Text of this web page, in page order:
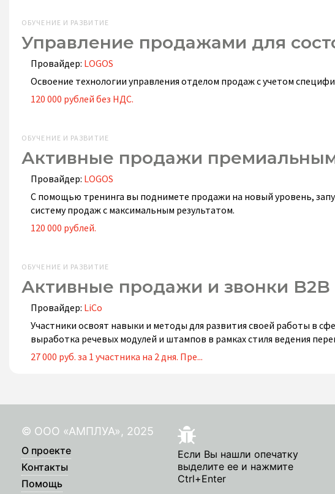
ОБУЧЕНИЕ И РАЗВИТИЕ
Управление продажами для
Провайдер: LOGOS
Освоение технологии управления отделом продаж с учетом
120 000 рублей без НДС.
ОБУЧЕНИЕ И РАЗВИТИЕ
Активные продажи
Провайдер: LOGOS
С помощью тренинга вы поднимете продажи на новый уровень,
систему продаж с максимальным результатом.
120 000 рублей.
ОБУЧЕНИЕ И РАЗВИТИЕ
Активные продажи и звонки B2B
Провайдер: LiCo
Участники освоят навыки и методы для развития своей работы в
выработка речевых модулей и штампов в рамках стиля ведения
27 000 руб. за 1 участника на 2 дня. Пре...
© ООО «АМПЛУА», 2025
О проекте
Контакты
Помощь
Если Вы нашли опечатку
выделите ее и нажмите
Ctrl+Enter